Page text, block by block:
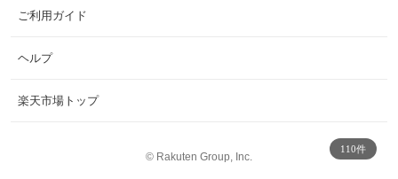
110件
ご利用ガイド
ヘルプ
楽天市場トップ
© Rakuten Group, Inc.